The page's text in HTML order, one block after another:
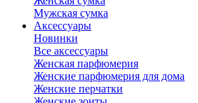
Мужская сумка
Аксессуары
Новинки
Все аксессуары
Женская парфюмерия
Женские парфюмерия для дома
Женские перчатки